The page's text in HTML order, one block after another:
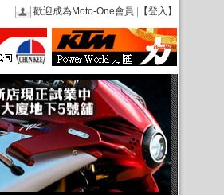
歡迎成為Moto-One會員 【登入】